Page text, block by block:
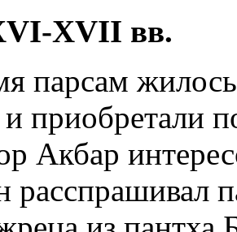
XVII вв.
парсам
и приобретали
Акбар
расспрашивал